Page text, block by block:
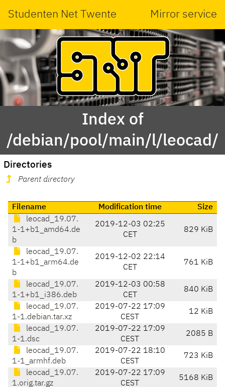
Studenten Net Twente Mirror service
Index of
/debian/pool/main/l/leocad/
Directories
Parent directory
Filename Modification time
Size
leocad_19.07.
1-1+b1_amd64.de
b
2019-12-03 02:25
CET
829 KiB
leocad_19.07.
1-1+b1_arm64.de
b
2019-12-02 22:14
CET
761 KiB
leocad_19.07.
1-1+b1_i386.deb
2019-12-03 00:58
CET
840 KiB
leocad_19.07.
1-1.debian.tar.xz
2019-07-22 17:09
CEST
12 KiB
leocad_19.07.
1-1.dsc
2019-07-22 17:09
CEST
2085 B
leocad_19.07.
1-1_armhf.deb
2019-07-22 18:10
CEST
723 KiB
leocad_19.07.
1.orig.tar.gz
2019-07-22 17:09
CEST
5168 KiB